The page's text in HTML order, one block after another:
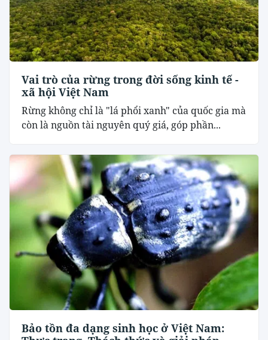
Vai trò của rừng trong đời sống kinh tế -
xã hội Việt Nam
Rừng không chỉ là "lá phổi xanh" của quốc gia mà
còn là nguồn tài nguyên quý giá, góp phần...
Bảo tồn đa dạng sinh học ở Việt Nam: